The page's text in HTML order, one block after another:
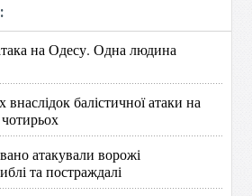
на Одесу. Одна людина
внаслідок балістичної атаки на
атакували ворожі
та постраждалі